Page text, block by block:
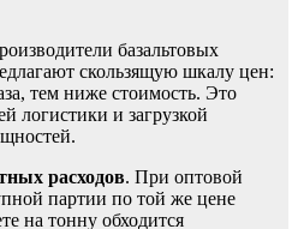
базальтовых
скользящую шкалу цен:
тем ниже стоимость. Это
логистики и загрузкой
расходов. При оптовой
партии по той же цене
на тонну обходится